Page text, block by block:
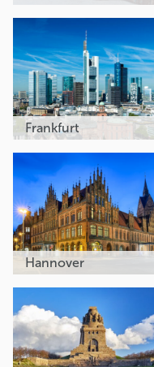
Frankfurt
Hannover